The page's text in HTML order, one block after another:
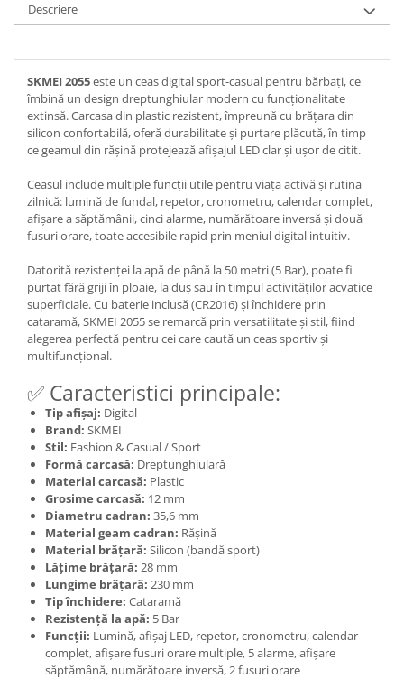
Descriere
SKMEI 2055este un ceas digital sport-casual pentru bărbați, ce
îmbină un design dreptunghiular modern cu funcționalitate
extinsă. Carcasa din plastic rezistent, împreună cu brățara din
silicon confortabilă, oferă durabilitate și purtare plăcută, în timp
ce geamul din rășină protejează afișajul LED clar și ușor de citit.
Ceasul include multiple funcții utile pentru viața activă și rutina
zilnică: lumină de fundal, repetor, cronometru, calendar complet,
afișare a săptămânii, cinci alarme, numărătoare inversă și două
fusuri orare, toate accesibile rapid prin meniul digital intuitiv.
Datorită rezistenței la apă de până la 50 metri (5 Bar), poate fi
purtat fără griji în ploaie, la duș sau în timpul activităților acvatice
superficiale. Cu baterie inclusă (CR2016) și închidere prin
cataramă, SKMEI 2055 se remarcă prin versatilitate și stil, fiind
alegerea perfectă pentru cei care caută un ceas sportiv și
multifuncțional.
✅ Caracteristici principale:
Tip afișaj: Digital
Brand: SKMEI
Stil: Fashion & Casual / Sport
Formă carcasă: Dreptunghiulară
Material carcasă: Plastic
Grosime carcasă: 12 mm
Diametru cadran: 35,6 mm
Material geam cadran: Rășină
Material brățară: Silicon (bandă sport)
Lățime brățară: 28 mm
Lungime brățară: 230 mm
Tip închidere: Cataramă
Rezistență la apă: 5 Bar
Funcții: Lumină, afișaj LED, repetor, cronometru, calendar
complet, afișare fusuri orare multiple, 5 alarme, afișare
săptămână, numărătoare inversă, 2 fusuri orare